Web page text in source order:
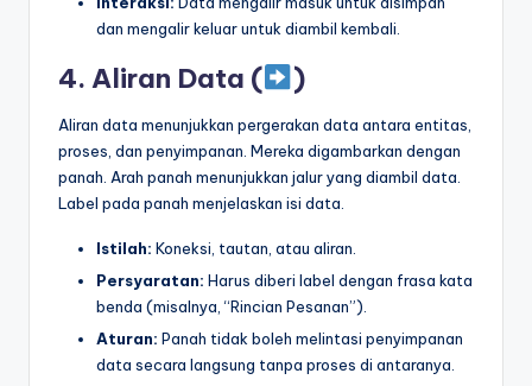
dan mengalir keluar untuk diambil kembali.
4. Aliran Data ( )
Aliran data menunjukkan pergerakan data antara entitas,
proses, dan penyimpanan. Mereka digambarkan dengan
panah. Arah panah menunjukkan jalur yang diambil data.
Label pada panah menjelaskan isi data.
Istilah: Koneksi, tautan, atau aliran.
Persyaratan: Harus diberi label dengan frasa kata
benda (misalnya, “Rincian Pesanan”).
Aturan: Panah tidak boleh melintasi penyimpanan
data secara langsung tanpa proses di antaranya.